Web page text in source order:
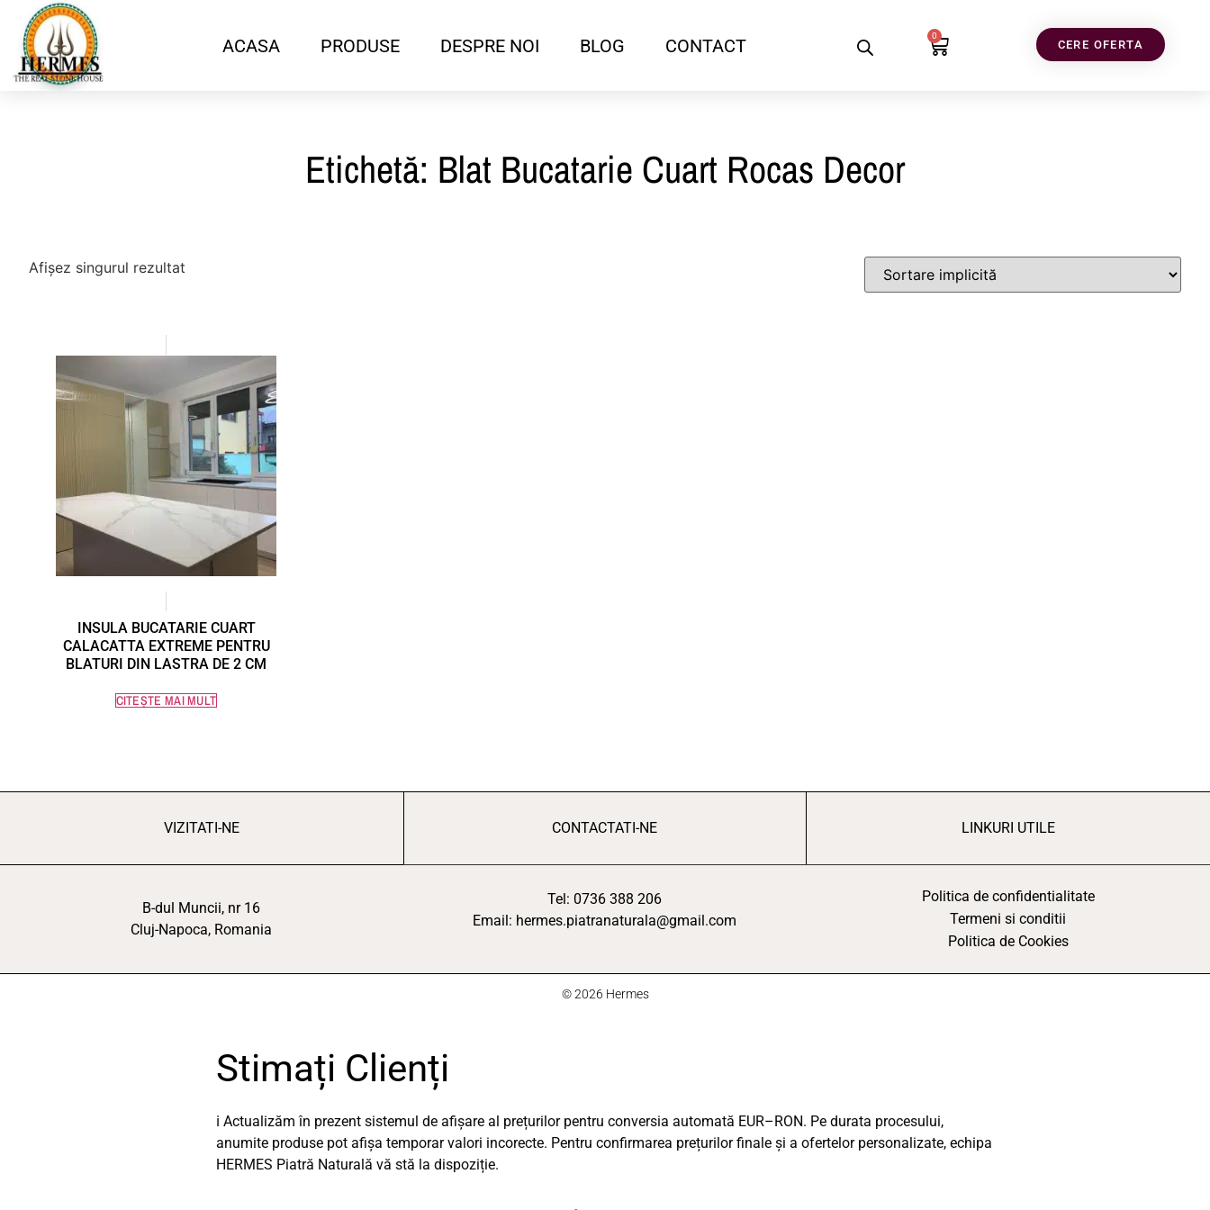
ACASA PRODUSE DESPRE NOI BLOG CONTACT 0
CERE OFERTA
Etichetă: Blat Bucatarie Cuart Rocas Decor
Afișez singurul rezultat
INSULA BUCATARIE CUART
CALACATTA EXTREME PENTRU
BLATURI DIN LASTRA DE 2 CM
CITEȘTE MAI MULT
VIZITATI-NE
B-dul Muncii, nr 16
Cluj-Napoca, Romania
CONTACTATI-NE
Tel: 0736 388 206
Email: hermes.piatranaturala@gmail.com
LINKURI UTILE
Politica de confidentialitate
Termeni si conditii
Politica de Cookies
© 2026 Hermes
Stimați Clienți
ℹ️ Actualizăm în prezent sistemul de afișare al prețurilor pentru conversia automată EUR–RON. Pe durata procesului,
anumite produse pot afișa temporar valori incorecte. Pentru confirmarea prețurilor finale și a ofertelor personalizate, echipa
HERMES Piatră Naturală vă stă la dispoziție.